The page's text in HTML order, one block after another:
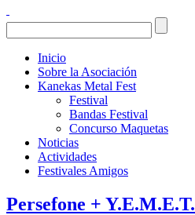
Inicio
Sobre la Asociación
Kanekas Metal Fest
Festival
Bandas Festival
Concurso Maquetas
Noticias
Actividades
Festivales Amigos
Persefone +